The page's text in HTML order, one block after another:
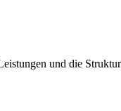
und die